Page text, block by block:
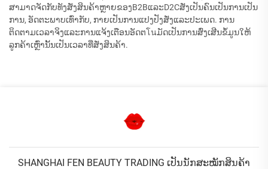
ສາມາດຈັດກັບທັງສັ່ງສິນຄ້າຫຼາຍຂອງB2BແລະD2Cສັ່ງເປັນຄົນເປັນການເປັນ
ການ, ອັດຕະພາບເທົ່າກັບ, ກາຍເປັນການແປງປັງສັ່ງແລະປະເພດ. ການ
ຕິດຕາມເວລາຈິງແລະການແຈ້ງເຕືອນອັດຕโนມັດເປັນການສົ່ງເສີນຂໍ້ມູນໃຫ້
ລູກຄ້າເຫຼົ່ານັ້ນເປັນເວລາທີ່ສັ່ງສິນຄ້າ.
SHANGHAI FEN BEAUTY TRADING ເປັນນັກສະໝັກສິນຄ້າ